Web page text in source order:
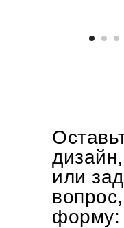
или
форму: